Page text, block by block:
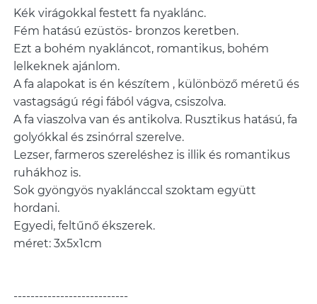
Kék virágokkal festett fa nyaklánc.
Fém hatású ezüstös- bronzos keretben.
Ezt a bohém nyakláncot, romantikus, bohém
lelkeknek ajánlom.
A fa alapokat is én készítem , különböző méretű és
vastagságú régi fából vágva, csiszolva.
A fa viaszolva van és antikolva. Rusztikus hatású, fa
golyókkal és zsinórral szerelve.
Lezser, farmeros szereléshez is illik és romantikus
ruhákhoz is.
Sok gyöngyös nyaklánccal szoktam együtt
hordani.
Egyedi, feltűnő ékszerek.
méret: 3x5x1cm
---------------------------